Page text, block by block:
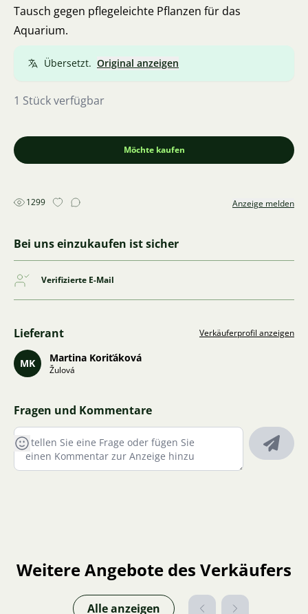
Tausch gegen pflegeleichte Pflanzen für das
Aquarium.
Übersetzt. Original anzeigen
1 Stück verfügbar
Möchte kaufen
1299 Anzeige melden
Bei uns einzukaufen ist sicher
Verifizierte E-Mail
Lieferant Verkäuferprofil anzeigen
MK Martina Koriťáková
Žulová
Fragen und Kommentare
Weitere Angebote des Verkäufers
Alle anzeigen